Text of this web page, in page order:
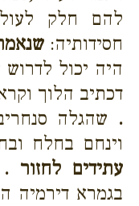
להם חלק
חסידותיה:
היה יכול
דכתיב הלוך
. שהגלה
וינחם בחלח
עתידים לחזור .
בגמרא דירמיה